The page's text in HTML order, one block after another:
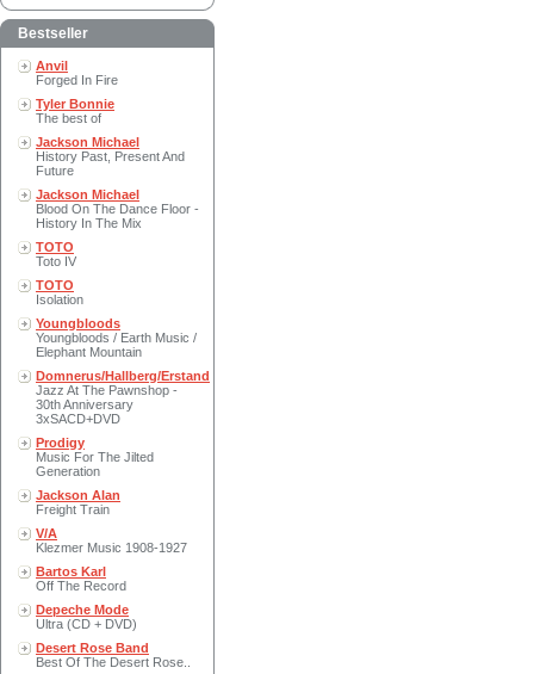
Bestseller
Anvil
Forged In Fire
Tyler Bonnie
The best of
Jackson Michael
History Past, Present And
Future
Jackson Michael
Blood On The Dance Floor -
History In The Mix
TOTO
Toto IV
TOTO
Isolation
Youngbloods
Youngbloods / Earth Music /
Elephant Mountain
Domnerus/Hallberg/Erstand
Jazz At The Pawnshop -
30th Anniversary
3xSACD+DVD
Prodigy
Music For The Jilted
Generation
Jackson Alan
Freight Train
V/A
Klezmer Music 1908-1927
Bartos Karl
Off The Record
Depeche Mode
Ultra (CD + DVD)
Desert Rose Band
Best Of The Desert Rose..